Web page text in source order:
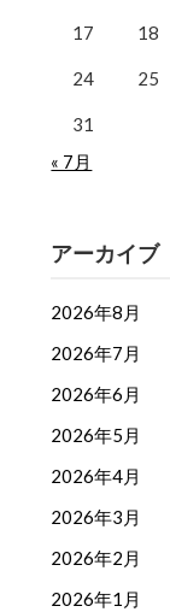
17 18
24 25
31
« 7月
アーカイブ
2026年8月
2026年7月
2026年6月
2026年5月
2026年4月
2026年3月
2026年2月
2026年1月